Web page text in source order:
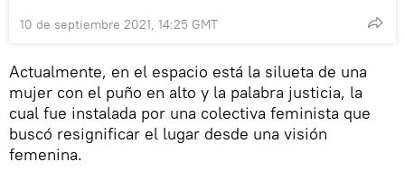
10 de septiembre 2021, 14:25 GMT
Actualmente, en el espacio está la silueta de una
mujer con el puño en alto y la palabra justicia, la
cual fue instalada por una colectiva feminista que
buscó resignificar el lugar desde una visión
femenina.